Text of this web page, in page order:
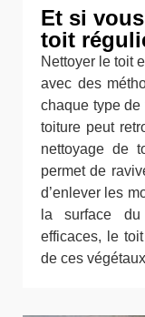
Et si
toit
Nettoyer le toit
avec des
chaque type de
toiture peut
nettoyage de
permet de
d’enlever les
la surface
efficaces, le
de ces